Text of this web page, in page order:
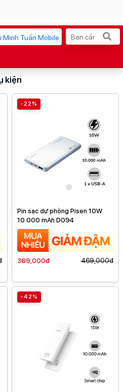
MacBook Neo giá tốt
Galaxy Z8 Series
OPPO Reno16
Ốp lưng Pitaka
Ốp lưng Apple
Cốc sạc Apple
kiện
-22%
Pin sạc dự phòng Pisen 10W
10.000 mAh D094
369,000đ 469,000đ
-42%